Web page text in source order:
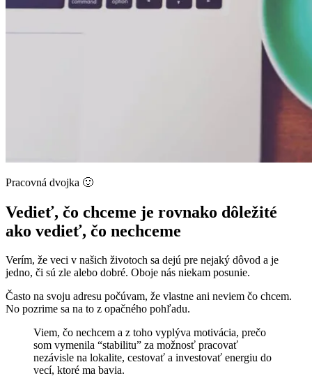
Pracovná dvojka 🙂
Vedieť, čo chceme je rovnako dôležité
ako vedieť, čo nechceme
Verím, že veci v našich životoch sa dejú pre nejaký dôvod a je
jedno, či sú zle alebo dobré. Oboje nás niekam posunie.
Často na svoju adresu počúvam, že vlastne ani neviem čo chcem.
No pozrime sa na to z opačného pohľadu.
Viem, čo nechcem a z toho vyplýva motivácia, prečo
som vymenila “stabilitu” za možnosť pracovať
nezávisle na lokalite, cestovať a investovať energiu do
vecí, ktoré ma bavia.